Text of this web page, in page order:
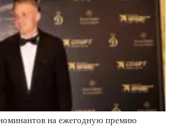
на ежегодную премию